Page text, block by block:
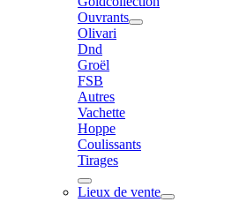
Ouvrants
Olivari
Dnd
Groël
FSB
Autres
Vachette
Hoppe
Coulissants
Tirages
Lieux de vente